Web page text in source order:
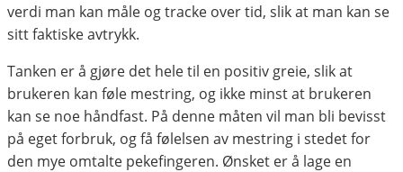
verdi man kan måle og tracke over tid, slik at man kan se
sitt faktiske avtrykk.
Tanken er å gjøre det hele til en positiv greie, slik at
brukeren kan føle mestring, og ikke minst at brukeren
kan se noe håndfast. På denne måten vil man bli bevisst
på eget forbruk, og få følelsen av mestring i stedet for
den mye omtalte pekefingeren. Ønsket er å lage en